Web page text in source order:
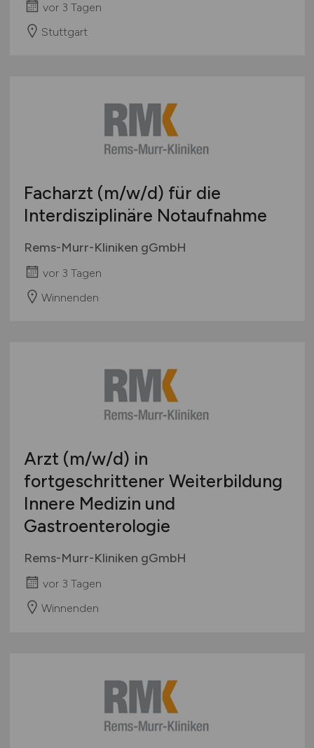
vor 3 Tagen
Stuttgart
Facharzt (m/w/d) für die
Interdisziplinäre Notaufnahme
Rems-Murr-Kliniken gGmbH
vor 3 Tagen
Winnenden
Arzt (m/w/d) in
fortgeschrittener Weiterbildung
Innere Medizin und
Gastroenterologie
Rems-Murr-Kliniken gGmbH
vor 3 Tagen
Winnenden